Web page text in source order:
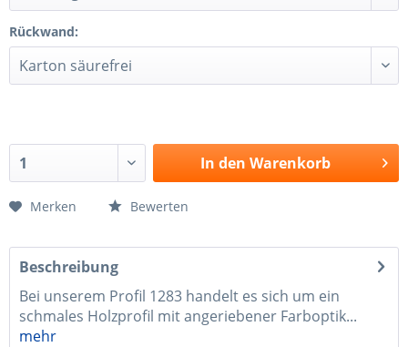
Rückwand:
In den Warenkorb
Merken Bewerten
Beschreibung
Bei unserem Profil 1283 handelt es sich um ein
schmales Holzprofil mit angeriebener Farboptik...
mehr